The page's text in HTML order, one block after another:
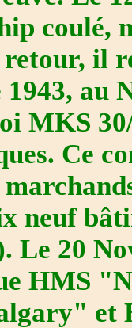
coulé,
retour, il
au
MKS
Ce
neuf
Le 20
HMS
et